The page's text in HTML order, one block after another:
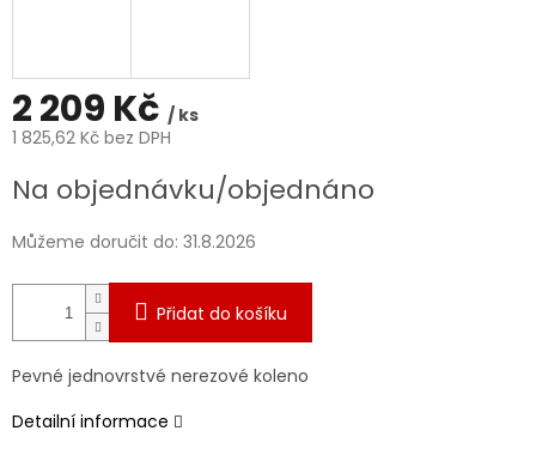
2 209 Kč / ks
1 825,62 Kč bez DPH
cena:
Na objednávku/objednáno
Můžeme doručit do: 31.8.2026
Přidat do košíku
Pevné jednovrstvé nerezové koleno
Detailní informace